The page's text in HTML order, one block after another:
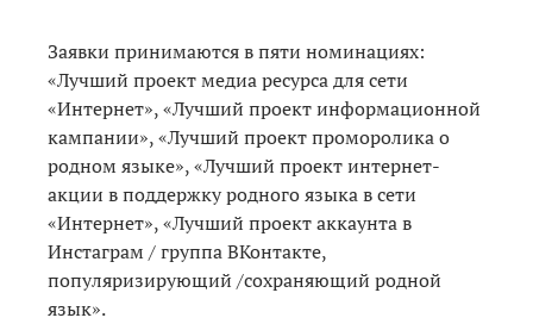
Заявки принимаются в пяти номинациях:
«Лучший проект медиа ресурса для сети
«Интернет», «Лучший проект информационной
кампании», «Лучший проект проморолика о
родном языке», «Лучший проект интернет-
акции в поддержку родного языка в сети
«Интернет», «Лучший проект аккаунта в
Инстаграм / группа ВКонтакте,
популяризирующий /сохраняющий родной
язык».